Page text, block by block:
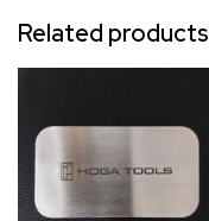
Related products